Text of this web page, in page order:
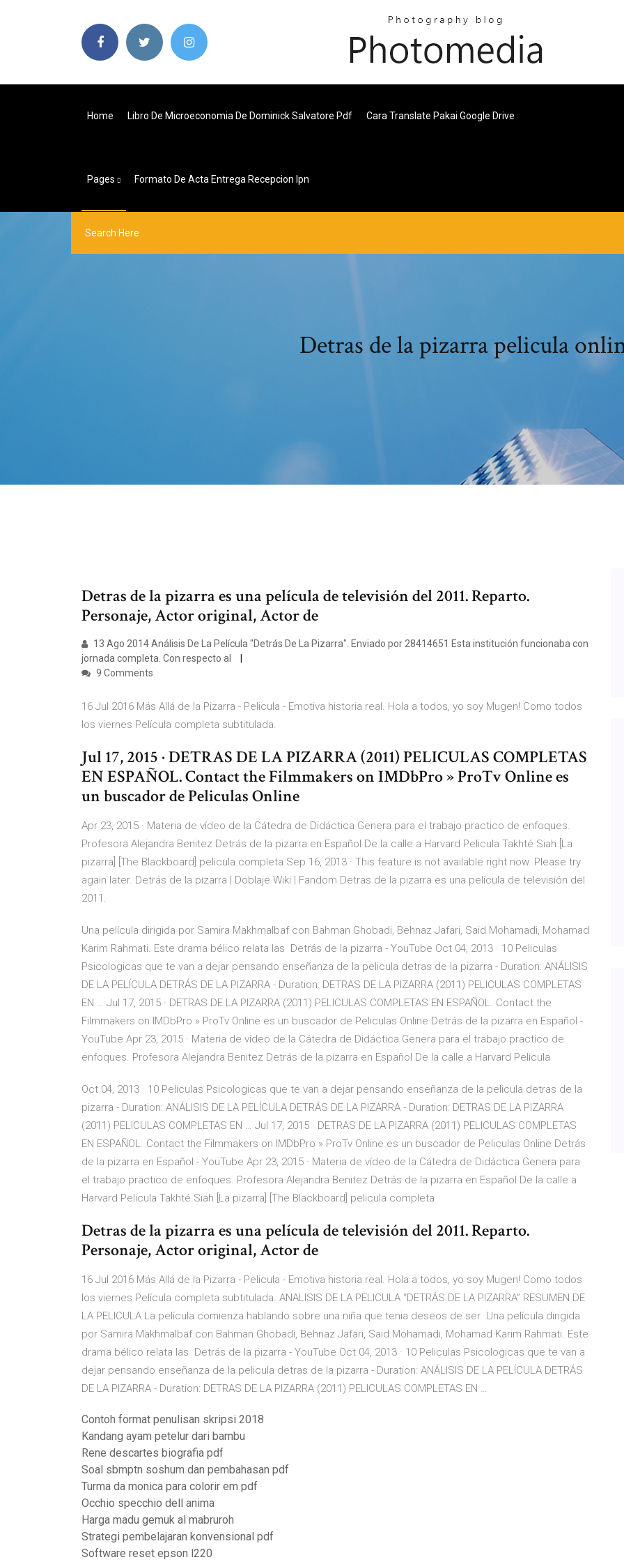
Home Libro De Microeconomia De Dominick Salvatore Pdf Cara Translate Pakai Google Drive
Pages Formato De Acta Entrega Recepcion Ipn
Detras de la pizarra pelicula
Detras de la pizarra es una película de televisión del 2011. Reparto.
Personaje, Actor original, Actor de
13 Ago 2014 Análisis De La Película "Detrás De La Pizarra". Enviado por 28414651 Esta institución funcionaba con
jornada completa. Con respecto al
9 Comments
16 Jul 2016 Más Allá de la Pizarra - Pelicula - Emotiva historia real. Hola a todos, yo soy Mugen! Como todos
los viernes Película completa subtitulada.
Jul 17, 2015 · DETRAS DE LA PIZARRA (2011) PELICULAS COMPLETAS
EN ESPAÑOL. Contact the Filmmakers on IMDbPro » ProTv Online es
un buscador de Peliculas Online
Apr 23, 2015 · Materia de vídeo de la Cátedra de Didáctica Genera para el trabajo practico de enfoques.
Profesora Alejandra Benitez Detrás de la pizarra en Español De la calle a Harvard Pelicula Takhté Siah [La
pizarra] [The Blackboard] pelicula completa Sep 16, 2013 · This feature is not available right now. Please try
again later. Detrás de la pizarra | Doblaje Wiki | Fandom Detras de la pizarra es una película de televisión del
2011.
Una película dirigida por Samira Makhmalbaf con Bahman Ghobadi, Behnaz Jafari, Said Mohamadi, Mohamad
Karim Rahmati. Este drama bélico relata las Detrás de la pizarra - YouTube Oct 04, 2013 · 10 Peliculas
Psicologicas que te van a dejar pensando enseñanza de la pelicula detras de la pizarra - Duration: ANÁLISIS
DE LA PELÍCULA DETRÁS DE LA PIZARRA - Duration: DETRAS DE LA PIZARRA (2011) PELICULAS COMPLETAS
EN … Jul 17, 2015 · DETRAS DE LA PIZARRA (2011) PELICULAS COMPLETAS EN ESPAÑOL. Contact the
Filmmakers on IMDbPro » ProTv Online es un buscador de Peliculas Online Detrás de la pizarra en Español -
YouTube Apr 23, 2015 · Materia de vídeo de la Cátedra de Didáctica Genera para el trabajo practico de
enfoques. Profesora Alejandra Benitez Detrás de la pizarra en Español De la calle a Harvard Pelicula
Oct 04, 2013 · 10 Peliculas Psicologicas que te van a dejar pensando enseñanza de la pelicula detras de la
pizarra - Duration: ANÁLISIS DE LA PELÍCULA DETRÁS DE LA PIZARRA - Duration: DETRAS DE LA PIZARRA
(2011) PELICULAS COMPLETAS EN … Jul 17, 2015 · DETRAS DE LA PIZARRA (2011) PELICULAS COMPLETAS
EN ESPAÑOL. Contact the Filmmakers on IMDbPro » ProTv Online es un buscador de Peliculas Online Detrás
de la pizarra en Español - YouTube Apr 23, 2015 · Materia de vídeo de la Cátedra de Didáctica Genera para
el trabajo practico de enfoques. Profesora Alejandra Benitez Detrás de la pizarra en Español De la calle a
Harvard Pelicula Takhté Siah [La pizarra] [The Blackboard] pelicula completa
Detras de la pizarra es una película de televisión del 2011. Reparto.
Personaje, Actor original, Actor de
16 Jul 2016 Más Allá de la Pizarra - Pelicula - Emotiva historia real. Hola a todos, yo soy Mugen! Como todos
los viernes Película completa subtitulada. ANALISIS DE LA PELICULA “DETRÁS DE LA PIZARRA” RESUMEN DE
LA PELICULA La película comienza hablando sobre una niña que tenia deseos de ser Una película dirigida
por Samira Makhmalbaf con Bahman Ghobadi, Behnaz Jafari, Said Mohamadi, Mohamad Karim Rahmati. Este
drama bélico relata las Detrás de la pizarra - YouTube Oct 04, 2013 · 10 Peliculas Psicologicas que te van a
dejar pensando enseñanza de la pelicula detras de la pizarra - Duration: ANÁLISIS DE LA PELÍCULA DETRÁS
DE LA PIZARRA - Duration: DETRAS DE LA PIZARRA (2011) PELICULAS COMPLETAS EN …
Contoh format penulisan skripsi 2018
Kandang ayam petelur dari bambu
Rene descartes biografia pdf
Soal sbmptn soshum dan pembahasan pdf
Turma da monica para colorir em pdf
Occhio specchio dell anima
Harga madu gemuk al mabruroh
Strategi pembelajaran konvensional pdf
Software reset epson l220